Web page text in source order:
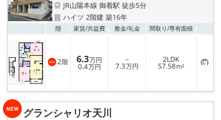
JR山陽本線 御着駅 徒歩5分
ハイツ 2階建 築16年
階 家賃/共益費 敷金/礼金 間取り/専有面積
2階 6.3万円
0.4万円
－
7.3万円
2LDK
57.58m² お
気
に
入
り
登
グランシャリオ天川